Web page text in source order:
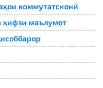
коммутатсионӣ
ҳифзи маълумот